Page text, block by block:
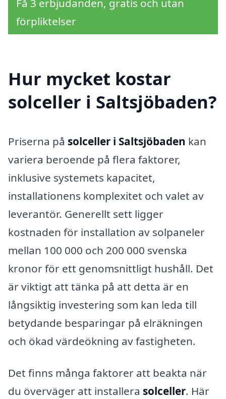
Få 3 erbjudanden, gratis och utan
förpliktelser
Hur mycket kostar
solceller i Saltsjöbaden?
Priserna på solceller i Saltsjöbaden kan
variera beroende på flera faktorer,
inklusive systemets kapacitet,
installationens komplexitet och valet av
leverantör. Generellt sett ligger
kostnaden för installation av solpaneler
mellan 100 000 och 200 000 svenska
kronor för ett genomsnittligt hushåll. Det
är viktigt att tänka på att detta är en
långsiktig investering som kan leda till
betydande besparingar på elräkningen
och ökad värdeökning av fastigheten.
Det finns många faktorer att beakta när
du överväger att installera solceller. Här